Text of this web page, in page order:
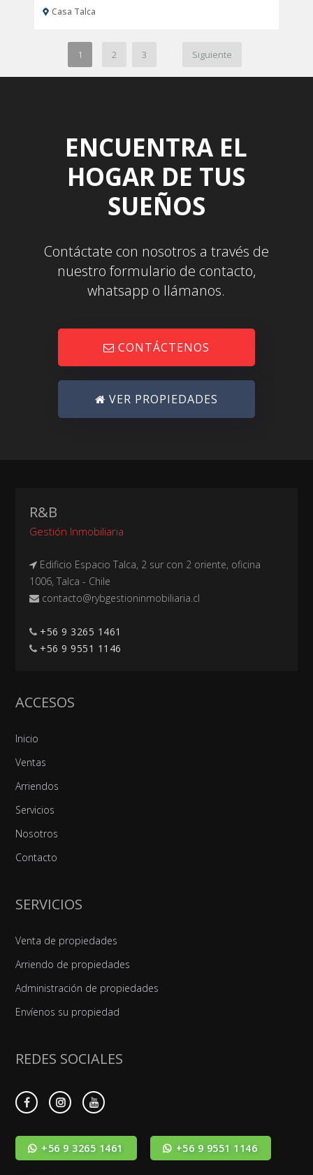
Casa Talca
1 2 3 Siguiente
ENCUENTRA EL
HOGAR DE TUS
SUEÑOS
Contáctate con nosotros a través de
nuestro formulario de contacto,
whatsapp o llámanos.
CONTÁCTENOS
VER PROPIEDADES
R&B
Gestión Inmobiliaria
Edificio Espacio Talca, 2 sur con 2 oriente, oficina
1006, Talca - Chile
+56 9 3265 1461
+56 9 9551 1146
ACCESOS
Inicio
Ventas
Arriendos
Servicios
Nosotros
Contacto
SERVICIOS
Venta de propiedades
Arriendo de propiedades
Administración de propiedades
Envíenos su propiedad
REDES SOCIALES
+56 9 3265 1461 +56 9 9551 1146